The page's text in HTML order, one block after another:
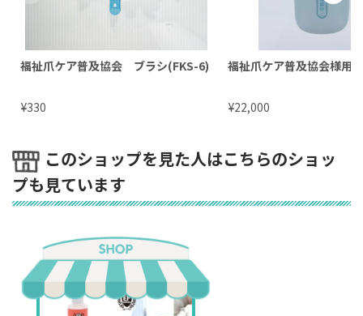
福祉爪ケア普及協会 ブラシ(FKS-6)
¥330
福祉爪ケア普及協会様用
¥22,000
このショップを見た人はこちらのショッ
プも見ています